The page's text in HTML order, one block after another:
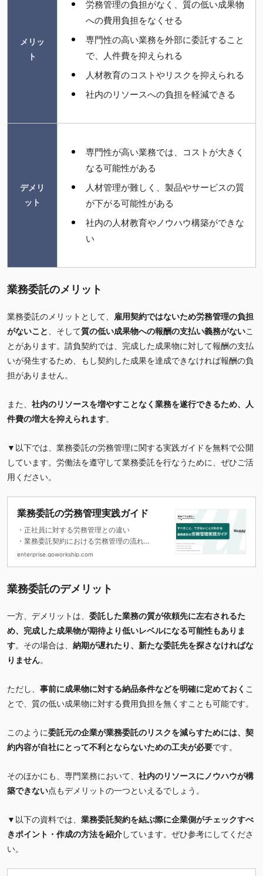
メリッ
ト
労務管理の負担がなく、質の低い成果物
への費用負担をなくせる
専門性の高い業務を外部に委託すること
で、人件費を抑えられる
人材教育のコストやリスクを抑えられる
社内のリソースへの負担を軽減できる
デメリ
ット
専門性が高い業務では、コストが大きく
なる可能性がある
人材管理が難しく、製品やサービスの質
が下がる可能性がある
社内の人材教育やノウハウ構築ができな
い
業務委託のメリット
業務委託のメリットとして、
雇用契約ではないため労務管理の負担
がないこと
、そして質の低い成果物への報酬の支払い義務がないこ
とがあります。請負契約では、完成した成果物に対して報酬の支払
いが発生するため、もし契約した成果を達成できなければ報酬の負
担がありません。
また、 社内のリソースを増やすことなく業務を遂行できるため、人
件費の増大を抑えられます。
▼以下では、業務委託の労務管理に関する実践ガイドを無料で公開
しています。労働法を遵守して業務委託を行なうために、ぜひご活
用ください。
業務委託の労務管理実践ガイド
・正社員に対する労務管理との違い
・業務委託契約における労務管理の流れ
・業務委託では不要/禁止となる労務管理項目
enterprise.goworkship.com
業務委託のデメリット
一方、デメリットは、 委託した業務の質が依頼先に左右されるた
め、 完成した成果物が期待より低いレベルになる可能性もありま
す。その場合は、 納期が遅れたり、新たな委託先を探さなければな
りません。
ただし、 事前に成果物に対する納品条件などを明確に定めておく こ
とで、質の低い成果物に対する費用負担を無くすことも可能です。
このように委託元の企業が業務委託のリスクを減らすためには、契
約内容が自社にとって不利とならないための工夫が必要です。
そのほかにも、専門業務において、 社内のリソースにノウハウが構
築できない点もデメリットの一つといえるでしょう。
▼以下の資料では、 業務委託契約を結ぶ際に企業側がチェックすべ
きポイント・作成の方法を紹介しています。ぜひ参考にしてくださ
い。